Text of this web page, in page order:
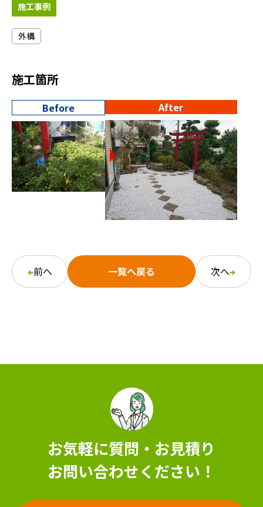
施工事例
外構
施工箇所
Before After
前へ 一覧へ戻る 次へ
お気軽に質問・お見積り
お問い合わせください！